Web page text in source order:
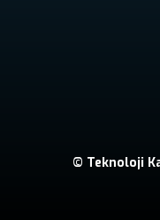
© Teknoloji